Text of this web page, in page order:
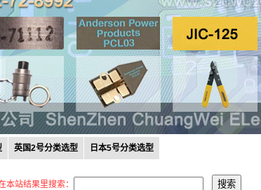
英国2号分类选型 日本5号分类选型
本站结果里搜索：